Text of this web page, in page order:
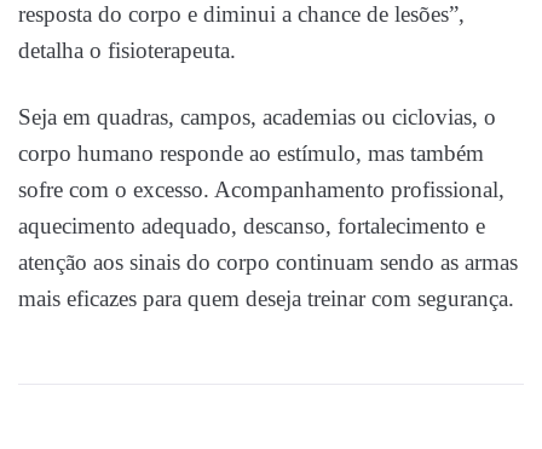
resposta do corpo e diminui a chance de lesões”,
detalha o fisioterapeuta.
Seja em quadras, campos, academias ou ciclovias, o
corpo humano responde ao estímulo, mas também
sofre com o excesso. Acompanhamento profissional,
aquecimento adequado, descanso, fortalecimento e
atenção aos sinais do corpo continuam sendo as armas
mais eficazes para quem deseja treinar com segurança.